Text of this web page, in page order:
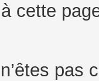
cette
pas